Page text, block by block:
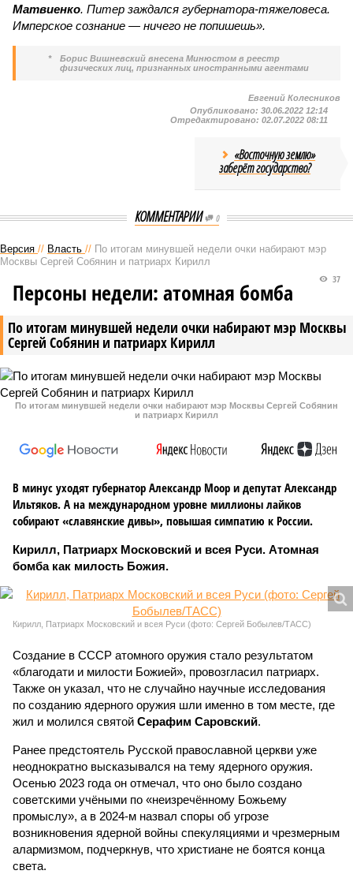
Матвиенко. Питер заждался губернатора-тяжеловеса.
Имперское сознание — ничего не попишешь».
*
Борис Вишневский внесена Минюстом в реестр
физических лиц, признанных иностранными агентами
Евгений Колесников
Опубликовано: 30.06.2022 12:14
Отредактировано: 02.07.2022 08:11
«Восточную землю»
заберёт государство?
КОММЕНТАРИИ 0
Версия // Власть // По итогам минувшей недели очки набирают мэр
Москвы Сергей Собянин и патриарх Кирилл
По итогам минувшей недели очки набирают мэр Москвы
Сергей Собянин и патриарх Кирилл
37
Персоны недели: атомная бомба
По итогам минувшей недели очки набирают мэр Москвы Сергей Собянин
и патриарх Кирилл
В минус уходят губернатор Александр Моор и депутат Александр
Ильтяков. А на международном уровне миллионы лайков
собирают «славянские дивы», повышая симпатию к России.
Кирилл, Патриарх Московский и всея Руси. Атомная
бомба как милость Божия.
Кирилл, Патриарх Московский и всея Руси (фото: Сергей Бобылев/ТАСС)
Создание в СССР атомного оружия стало результатом
«благодати и милости Божией», провозгласил патриарх.
Также он указал, что не случайно научные исследования
по созданию ядерного оружия шли именно в том месте, где
жил и молился святой Серафим Саровский.
Ранее предстоятель Русской православной церкви уже
неоднократно высказывался на тему ядерного оружия.
Осенью 2023 года он отмечал, что оно было создано
советскими учёными по «неизречённому Божьему
промыслу», а в 2024-м назвал споры об угрозе
возникновения ядерной войны спекуляциями и чрезмерным
алармизмом, подчеркнув, что христиане не боятся конца
света.